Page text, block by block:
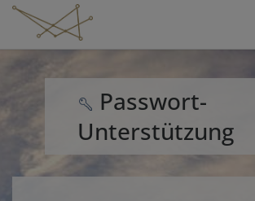
Passwort-
Unterstützung